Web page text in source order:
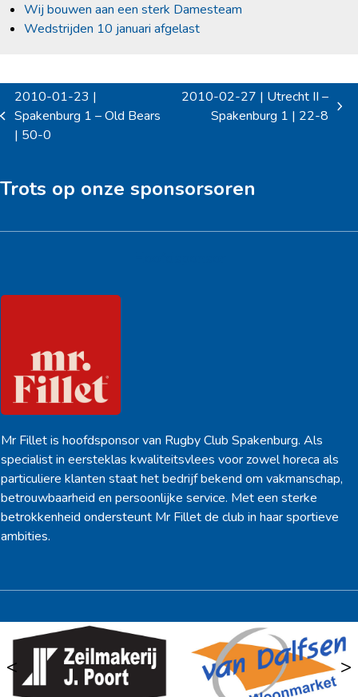
Wij bouwen aan een sterk Damesteam
Wedstrijden 10 januari afgelast
previous
post:
2010-01-23 |
Spakenburg 1 – Old Bears
| 50-0
2010-02-27 | Utrecht II –
Spakenburg 1 | 22-8
Trots op onze sponsorsoren
Mr Fillet is hoofdsponsor van Rugby Club Spakenburg. Als
specialist in eersteklas kwaliteitsvlees voor zowel horeca als
particuliere klanten staat het bedrijf bekend om vakmanschap,
betrouwbaarheid en persoonlijke service. Met een sterke
betrokkenheid ondersteunt Mr Fillet de club in haar sportieve
ambities.
< >